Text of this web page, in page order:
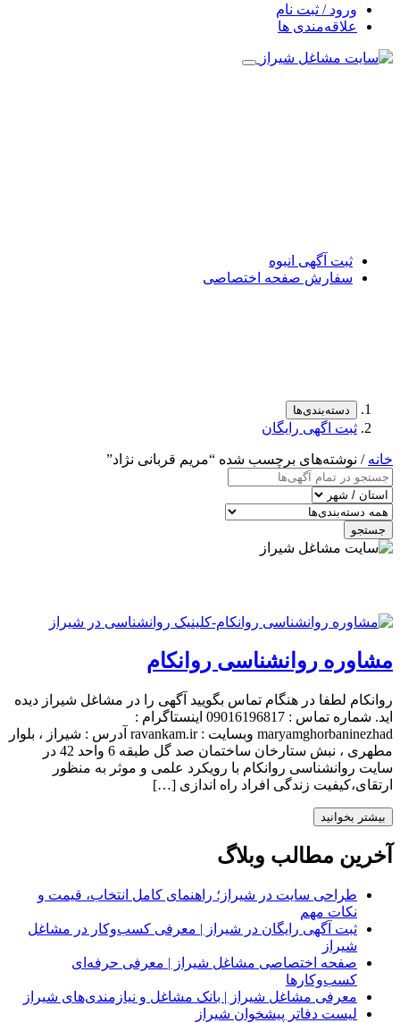
ورود / ثبت نام
علاقه‌مندی ها
ثبت آگهی انبوه
سفارش صفحه اختصاصی
دسته‌بندی‌ها
ثبت اگهی رایگان
خانه / نوشته‌های برچسب شده “مریم قربانی نژاد”
جستجو
مشاوره روانشناسی روانکام
روانکام لطفا در هنگام تماس بگویید آگهی را در مشاغل شیراز دیده
اید. شماره تماس : 09016196817 اینستاگرام :
maryamghorbaninezhad وبسایت : ravankam.ir آدرس : شیراز ، بلوار
مطهری ، نبش ستارخان ساختمان صد گل طبقه 6 واحد 42 در
سایت روانشناسی روانکام با رویکرد علمی و موثر به منظور
ارتقای،کیفیت زندگی افراد راه اندازی […]
بیشتر بخوانید
آخرین مطالب وبلاگ
طراحی سایت در شیراز؛ راهنمای کامل انتخاب، قیمت و
نکات مهم
ثبت آگهی رایگان در شیراز | معرفی کسب‌وکار در مشاغل
شیراز
صفحه اختصاصی مشاغل شیراز | معرفی حرفه‌ای
کسب‌وکارها
معرفی مشاغل شیراز | بانک مشاغل و نیازمندی‌های شیراز
لیست دفاتر پیشخوان شیراز